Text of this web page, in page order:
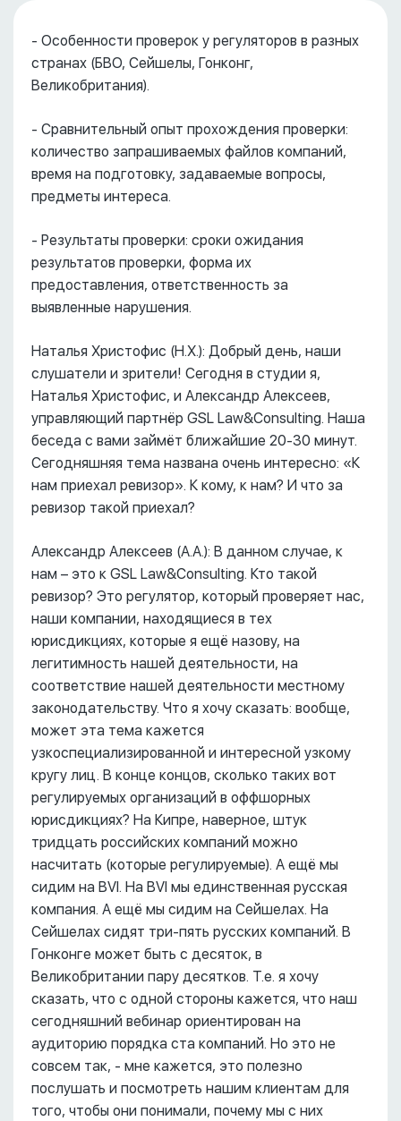
- Особенности проверок у регуляторов в разных
странах (БВО, Сейшелы, Гонконг,
Великобритания).
- Сравнительный опыт прохождения проверки:
количество запрашиваемых файлов компаний,
время на подготовку, задаваемые вопросы,
предметы интереса.
- Результаты проверки: сроки ожидания
результатов проверки, форма их
предоставления, ответственность за
выявленные нарушения.
Наталья Христофис (Н.Х.): Добрый день, наши
слушатели и зрители! Сегодня в студии я,
Наталья Христофис, и Александр Алексеев,
управляющий партнёр GSL Law&Consulting. Наша
беседа с вами займёт ближайшие 20-30 минут.
Сегодняшняя тема названа очень интересно: «К
нам приехал ревизор». К кому, к нам? И что за
ревизор такой приехал?
Александр Алексеев (А.А.): В данном случае, к
нам – это к GSL Law&Consulting. Кто такой
ревизор? Это регулятор, который проверяет нас,
наши компании, находящиеся в тех
юрисдикциях, которые я ещё назову, на
легитимность нашей деятельности, на
соответствие нашей деятельности местному
законодательству. Что я хочу сказать: вообще,
может эта тема кажется
узкоспециализированной и интересной узкому
кругу лиц. В конце концов, сколько таких вот
регулируемых организаций в оффшорных
юрисдикциях? На Кипре, наверное, штук
тридцать российских компаний можно
насчитать (которые регулируемые). А ещё мы
сидим на BVI. На BVI мы единственная русская
компания. А ещё мы сидим на Сейшелах. На
Сейшелах сидят три-пять русских компаний. В
Гонконге может быть с десяток, в
Великобритании пару десятков. Т.е. я хочу
сказать, что с одной стороны кажется, что наш
сегодняшний вебинар ориентирован на
аудиторию порядка ста компаний. Но это не
совсем так, - мне кажется, это полезно
послушать и посмотреть нашим клиентам для
того, чтобы они понимали, почему мы с них